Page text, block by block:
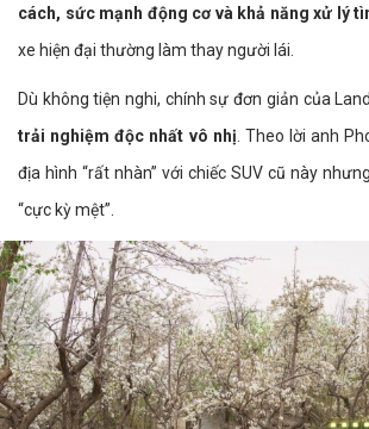
cách, sức mạnh động cơ và khả năng xử lý
xe hiện đại thường làm thay người lái.
Dù không tiện nghi, chính sự đơn giản của
trải nghiệm độc nhất vô nhị. Theo lời anh
địa hình “rất nhàn” với chiếc SUV cũ này
“cực kỳ mệt”.